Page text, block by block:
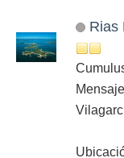
Rias